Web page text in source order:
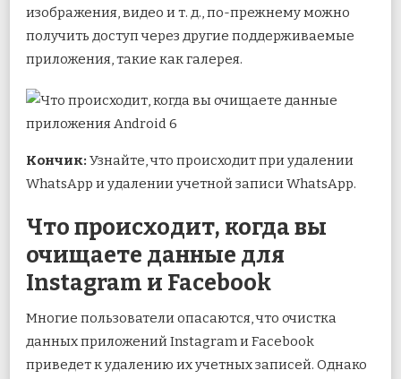
изображения, видео и т. д., по-прежнему можно
получить доступ через другие поддерживаемые
приложения, такие как галерея.
Кончик: Узнайте, что происходит при удалении
WhatsApp и удалении учетной записи WhatsApp.
Что происходит, когда вы
очищаете данные для
Instagram и Facebook
Многие пользователи опасаются, что очистка
данных приложений Instagram и Facebook
приведет к удалению их учетных записей. Однако